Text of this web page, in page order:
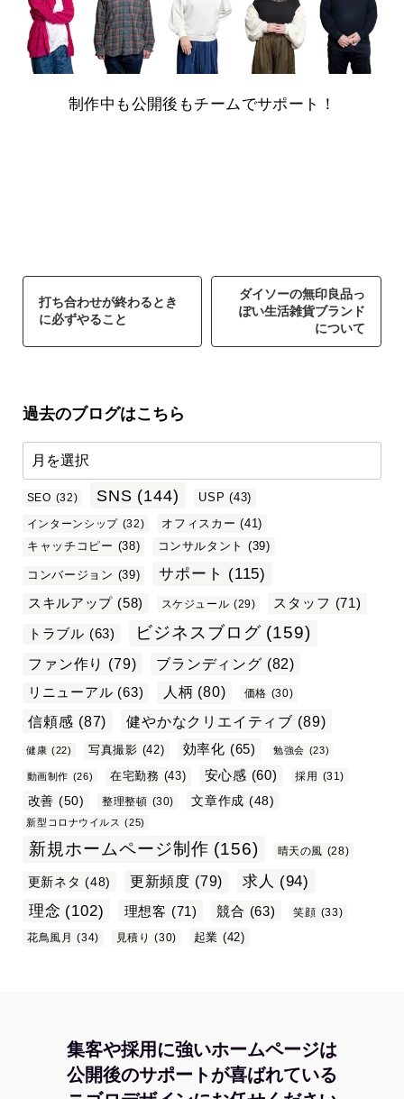
制作中も公開後もチームでサポート！
打ち合わせが終わるとき
に必ずやること
ダイソーの無印良品っ
ぽい生活雑貨ブランド
について
過去のブログはこちら
SEO (32) SNS (144) USP (43)
インターンシップ (32) オフィスカー (41)
キャッチコピー (38) コンサルタント (39)
コンバージョン (39) サポート (115)
スキルアップ (58) スケジュール (29) スタッフ (71)
トラブル (63) ビジネスブログ (159)
ファン作り (79) ブランディング (82)
リニューアル (63) 人柄 (80) 価格 (30)
信頼感 (87) 健やかなクリエイティブ (89)
健康 (22) 写真撮影 (42) 効率化 (65) 勉強会 (23)
動画制作 (26) 在宅勤務 (43) 安心感 (60) 採用 (31)
改善 (50) 整理整頓 (30) 文章作成 (48)
新型コロナウイルス (25)
新規ホームページ制作 (156) 晴天の風 (28)
更新ネタ (48) 更新頻度 (79) 求人 (94)
理念 (102) 理想客 (71) 競合 (63) 笑顔 (33)
花鳥風月 (34) 見積り (30) 起業 (42)
集客や採用に強いホームページは
公開後のサポートが喜ばれている